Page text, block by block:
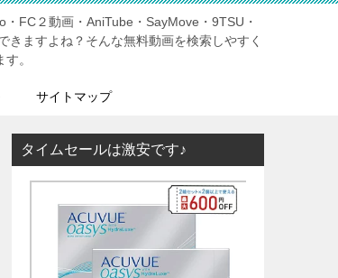
FC２動画・AniTube・SayMove・9TSU・
ますよね？そんな無料動画を検索しやすく
。
サイトマップ
タイムセールは激安です♪